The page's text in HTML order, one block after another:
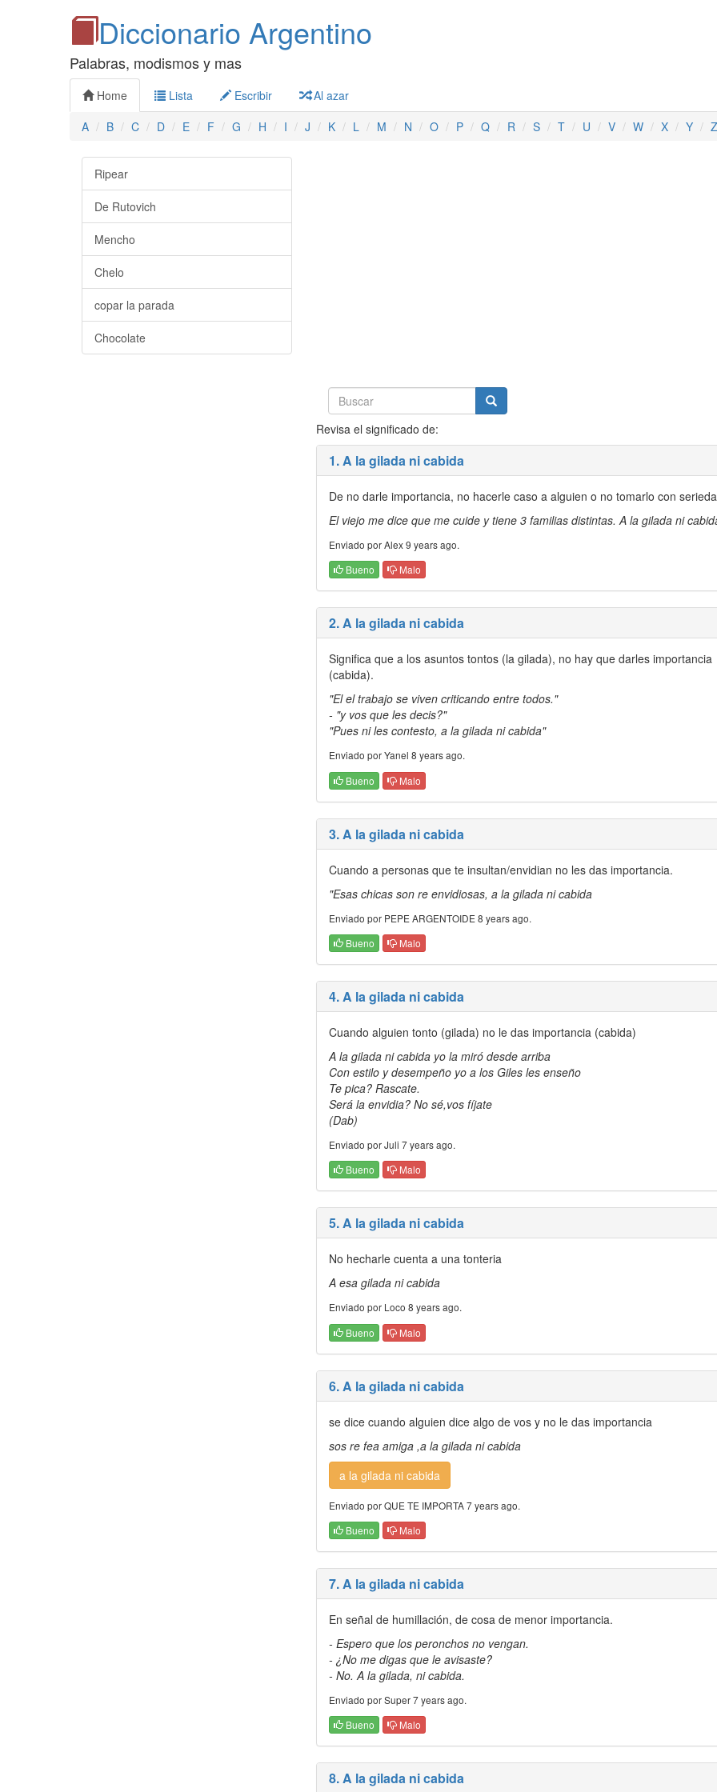
Diccionario Argentino
Palabras, modismos y mas
Home Lista Escribir
Al azar
A
B C D E F G H I J K L M N O P Q R S T U V W X Y Z
Revisa el significado de:
1. A la gilada ni cabida
De no darle importancia, no hacerle caso a alguien o no tomarlo con
El viejo me dice que me cuide y tiene 3 familias distintas. A la gilada ni
Enviado por Alex 9 years ago.
Bueno
Malo
2. A la gilada ni cabida
Significa que a los asuntos tontos (la gilada), no hay que darles importancia
(cabida).
"El el trabajo se viven criticando entre todos."
- "y vos que les decis?"
"Pues ni les contesto, a la gilada ni cabida"
Enviado por Yanel 8 years ago.
Bueno
Malo
3. A la gilada ni cabida
Cuando a personas que te insultan/envidian no les das importancia.
"Esas chicas son re envidiosas, a la gilada ni cabida
Enviado por PEPE ARGENTOIDE 8 years ago.
Bueno
Malo
4. A la gilada ni cabida
Cuando alguien tonto (gilada) no le das importancia (cabida)
A la gilada ni cabida yo la miró desde arriba
Con estilo y desempeño yo a los Giles les enseño
Te pica? Rascate.
Será la envidia? No sé,vos fíjate
(Dab)
Enviado por Juli 7 years ago.
Bueno
Malo
5. A la gilada ni cabida
No hecharle cuenta a una tonteria
A esa gilada ni cabida
Enviado por Loco 8 years ago.
Bueno
Malo
6. A la gilada ni cabida
se dice cuando alguien dice algo de vos y no le das importancia
sos re fea amiga ,a la gilada ni cabida
a la gilada ni cabida
Enviado por QUE TE IMPORTA 7 years ago.
Bueno
Malo
7. A la gilada ni cabida
En señal de humillación, de cosa de menor importancia.
- Espero que los peronchos no vengan.
- ¿No me digas que le avisaste?
- No. A la gilada, ni cabida.
Enviado por Super 7 years ago.
Bueno
Malo
8. A la gilada ni cabida
Ripear
De Rutovich
Mencho
Chelo
copar la parada
Chocolate